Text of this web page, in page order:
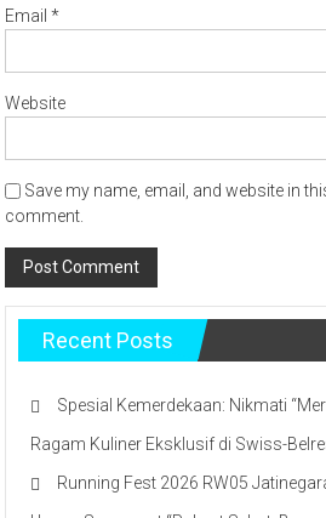
Email*
Website
Save my name, email, and website in
comment.
Recent Posts
Spesial Kemerdekaan: Nikmati
Ragam Kuliner Eksklusif di Swiss-
Running Fest 2026 RW05